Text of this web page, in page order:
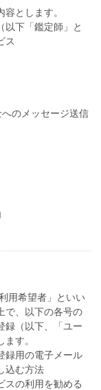
とします。
以下「鑑定師」と
ス
メッセージ送信
用希望者」といい
で、以下の各号の
録（以下、「ユー
す。
録用の電子メール
込む方法
の利用を勧める